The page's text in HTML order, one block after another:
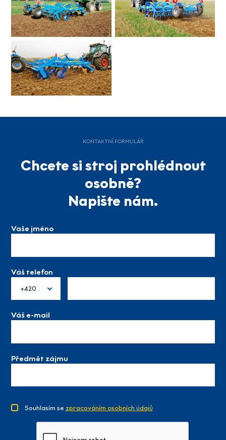
KONTAKTNÍ FORMULÁŘ
Chcete si stroj prohlédnout
osobně?
Napište nám.
Vaše jméno
Váš telefon
+420
Váš e-mail
Předmět zájmu
Souhlasím se zpracováním osobních údajů